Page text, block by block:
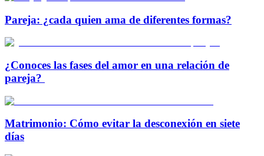
Pareja: ¿cada quien ama de diferentes formas?
¿Conoces las fases del amor en una relación de
pareja?
Matrimonio: Cómo evitar la desconexión en siete
días